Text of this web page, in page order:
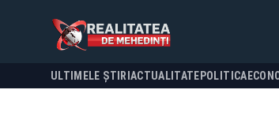
ULTIMELE ȘTIRI ACTUALITATE POLITICA